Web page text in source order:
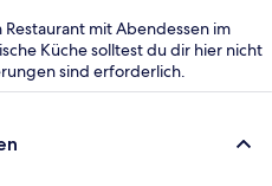
Restaurant mit Abendessen im
Küche solltest du dir hier nicht
sind erforderlich.